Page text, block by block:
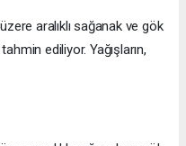
aralıklı sağanak ve gök
ediliyor. Yağışların,